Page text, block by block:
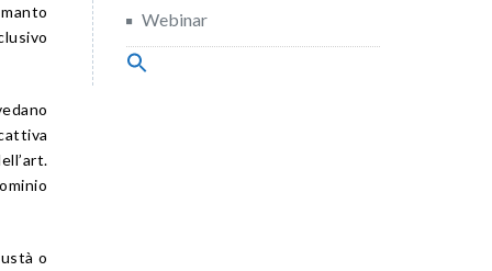
o
Webinar